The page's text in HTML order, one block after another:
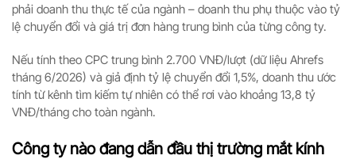
phải doanh thu thực tế của ngành – doanh thu phụ thuộc vào tỷ
lệ chuyển đổi và giá trị đơn hàng trung bình của từng công ty.
Nếu tính theo CPC trung bình 2.700 VNĐ/lượt (dữ liệu Ahrefs
tháng 6/2026) và giả định tỷ lệ chuyển đổi 1,5%, doanh thu ước
tính từ kênh tìm kiếm tự nhiên có thể rơi vào khoảng 13,8 tỷ
VNĐ/tháng cho toàn ngành.
Công ty nào đang dẫn đầu thị trường mắt kính